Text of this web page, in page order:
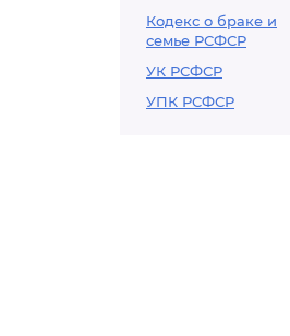
Кодекс о браке и
семье РСФСР
УК РСФСР
УПК РСФСР